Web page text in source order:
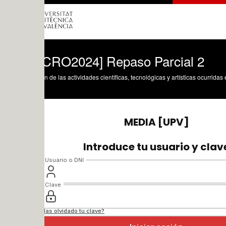
Repaso Parcial 2
de las actividades científicas, tecnológicas y artísticas ocurridas en los tres